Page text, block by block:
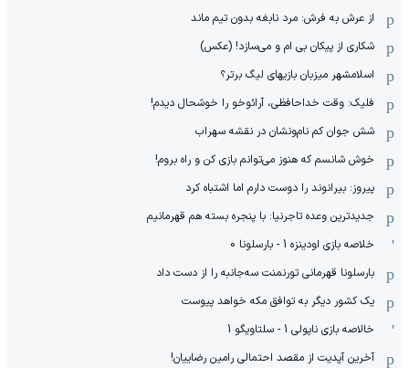
از عرش به فرش: مرد نابغه‌ بدون تیم ماند
شکاری از پیکان بی ام و می‌سازد! (عکس)
اسلامشهر میزبان بازیهای لیگ برتر؟
فلیک: وقت خداحافظی، آرائوخو را خوشحال دیدم!
شش جوان کم نام‌و‌نشان در نقشه سهراب
خوش شانسم که هنوز می‌توانم بازی کن و راه بروم!
پیروز: بیرانوند را دوست دارم اما اشتباه کرد
جدیدترین وعده تاجرنیا: با پنجره بسته هم قهرمانیم
خلاصه بازی اودینزه 1 - بارسلونا 0
بارسلونا قهرمانی تورنمنت سه‌جانبه را از دست داد
یک کشور دیگر به توافق مکه خواهد پیوست
خالاصه بازی ناپولی 1 - سلتاویگو 1
آخرین آپدیت از مقصد احتمالی رامین رضاییان!